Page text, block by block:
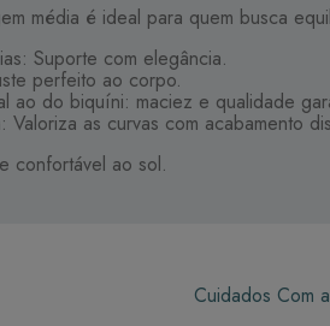
média é ideal para quem busca
Suporte com elegância.
perfeito ao corpo.
ao do biquíni: maciez e qualidade
Valoriza as curvas com acabamento
confortável ao sol.
Cuidados Com